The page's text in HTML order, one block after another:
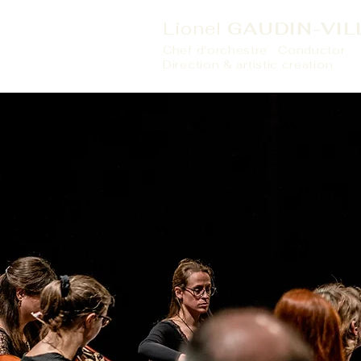
Lionel GAUDIN-
Chef d'orchestre . Conductor
Direction & artistic creation